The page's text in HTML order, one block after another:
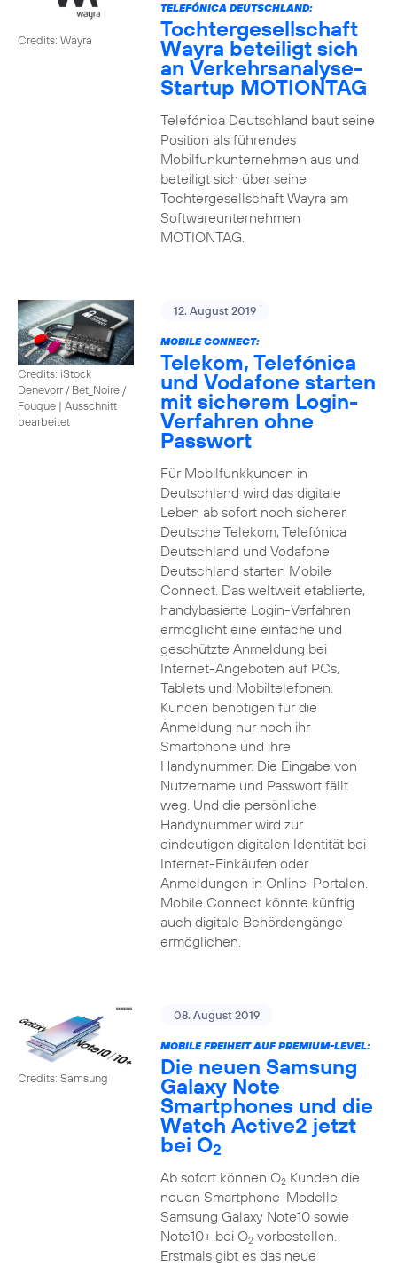
Credits: Wayra
TELEFÓNICA DEUTSCHLAND:
Tochtergesellschaft
Wayra beteiligt sich
an Verkehrsanalyse-
Startup MOTIONTAG
Telefónica Deutschland baut seine
Position als führendes
Mobilfunkunternehmen aus und
beteiligt sich über seine
Tochtergesellschaft Wayra am
Softwareunternehmen
MOTIONTAG.
Credits: iStock
Denevorr / Bet_Noire /
Fouque | Ausschnitt
bearbeitet
12. August 2019
MOBILE CONNECT:
Telekom, Telefónica
und Vodafone starten
mit sicherem Login-
Verfahren ohne
Passwort
Für Mobilfunkkunden in
Deutschland wird das digitale
Leben ab sofort noch sicherer.
Deutsche Telekom, Telefónica
Deutschland und Vodafone
Deutschland starten Mobile
Connect. Das weltweit etablierte,
handybasierte Login-Verfahren
ermöglicht eine einfache und
geschützte Anmeldung bei
Internet-Angeboten auf PCs,
Tablets und Mobiltelefonen.
Kunden benötigen für die
Anmeldung nur noch ihr
Smartphone und ihre
Handynummer. Die Eingabe von
Nutzername und Passwort fällt
weg. Und die persönliche
Handynummer wird zur
eindeutigen digitalen Identität bei
Internet-Einkäufen oder
Anmeldungen in Online-Portalen.
Mobile Connect könnte künftig
auch digitale Behördengänge
ermöglichen.
Credits: Samsung
08. August 2019
MOBILE FREIHEIT AUF PREMIUM-LEVEL:
Die neuen Samsung
Galaxy Note
Smartphones und die
Watch Active2 jetzt
bei O2
Ab sofort können O2Kunden die
neuen Smartphone-Modelle
Samsung Galaxy Note10 sowie
Note10+ bei O2vorbestellen.
Erstmals gibt es das neue